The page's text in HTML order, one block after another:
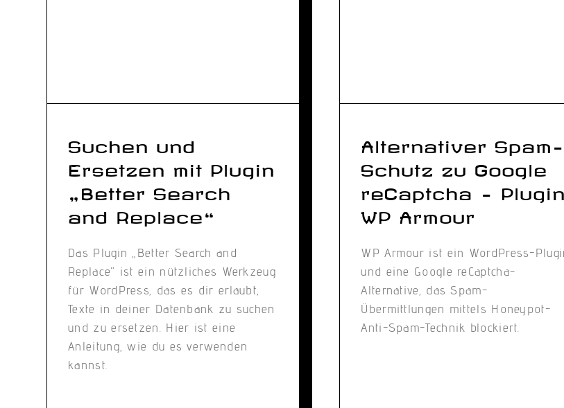
Suchen und
Ersetzen mit Plugin
„Better Search
and Replace“
Das Plugin „Better Search and
Replace“ ist ein nützliches Werkzeug
für WordPress, das es dir erlaubt,
Texte in deiner Datenbank zu suchen
und zu ersetzen. Hier ist eine
Anleitung, wie du es verwenden
kannst.
Alternativer Spam-
Schutz zu Google
reCaptcha – Plugin
WP Armour
WP Armour ist ein WordPress-
und eine Google reCaptcha-
Alternative, das Spam-
Übermittlungen mittels Honeypot-
Anti-Spam-Technik blockiert.